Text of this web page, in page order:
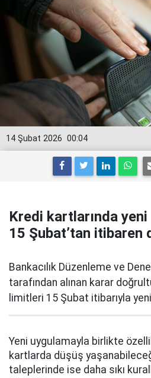
00:04
14 Şubat 2026
Kredi kartlarında
15 Şubat’tan itibaren
Bankacılık Düzenleme ve
tarafından alınan karar
limitleri 15 Şubat itibarıyla
Yeni uygulamayla birlikte
kartlarda düşüş
taleplerinde ise daha sıkı